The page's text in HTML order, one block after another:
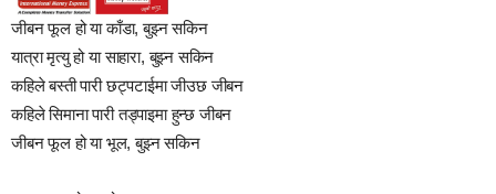
जीबन फूल हो या काँडा, बुझ्न सकिन
यात्रा मृत्यु हो या साहारा, बुझ्न सकिन
कहिले बस्ती पारी छट्पटाईमा जीउछ जीबन
कहिले सिमाना पारी तड्पाइमा हुन्छ जीबन
जीबन फूल हो या भूल, बुझ्न सकिन